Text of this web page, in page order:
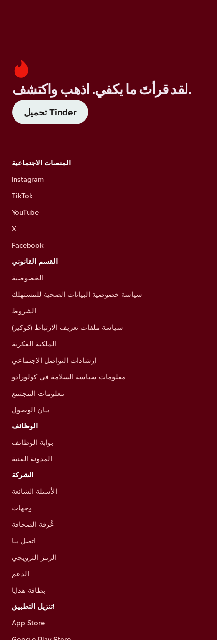
لقد قرأتَ ما يكفي. اذهب واكتشف.
تحميل Tinder
المنصات الاجتماعية
Instagram
TikTok
YouTube
X
Facebook
القسم القانوني
الخصوصية
سياسة خصوصية البيانات الصحية للمستهلك
الشروط
سياسة ملفات تعريف الارتباط (كوكيز)
الملكية الفكرية
إرشادات التواصل الاجتماعي
معلومات سياسة السلامة في كولورادو
معلومات المجتمع
بيان الوصول
الوظائف
بوابة الوظائف
المدونة الفنية
الشركة
الأسئلة الشائعة
وجهات
غُرفة الصحافة
اتصل بنا
الرمز الترويجي
الدعم
بطاقة هدايا
تنزيل التطبيق!
App Store